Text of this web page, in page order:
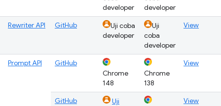
developer
developer
Rewriter API GitHub
Uji coba
developer
Uji
coba
developer
View
Prompt API
GitHub
Chrome
148
Chrome
138
View
GitHub
Uji
View